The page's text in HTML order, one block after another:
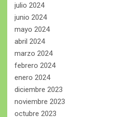
julio 2024
junio 2024
mayo 2024
abril 2024
marzo 2024
febrero 2024
enero 2024
diciembre 2023
noviembre 2023
octubre 2023